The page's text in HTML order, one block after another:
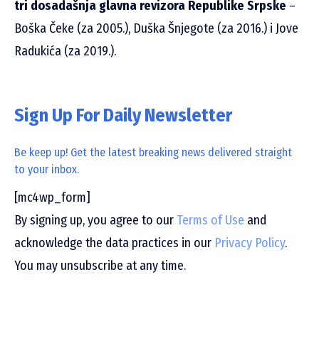
tri dosadašnja glavna revizora Republike Srpske –
Boška Čeke (za 2005.), Duška Šnjegote (za 2016.) i Jove
Radukića (za 2019.).
Sign Up For Daily Newsletter
Be keep up! Get the latest breaking news delivered straight
to your inbox.
[mc4wp_form]
By signing up, you agree to our Terms of Use and
acknowledge the data practices in our Privacy Policy.
You may unsubscribe at any time.